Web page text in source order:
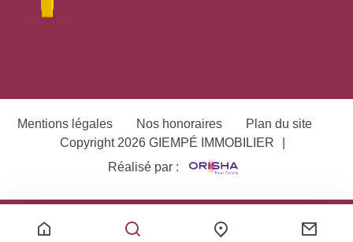
Mentions légales Nos honoraires
Plan du site
Copyright 2026 GIEMPÉ IMMOBILIER
Réalisé par :